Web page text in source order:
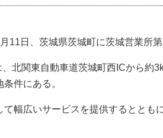
11日、茨城県茨城町に茨城営業所
北関東自動車道茨城町西ICから約
件にある。
て幅広いサービスを提供するととも